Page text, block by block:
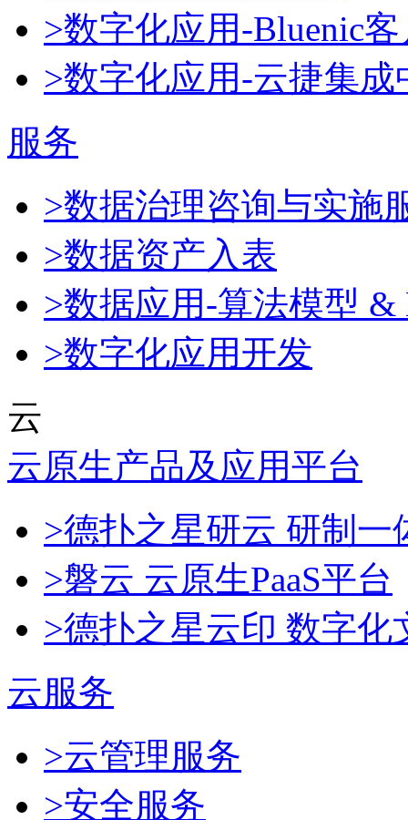
>数字化应用-Bluenic
>数字化应用-云捷集成
服务
>数据治理咨询与实施
>数据资产入表
>数据应用-算法模型 &
>数字化应用开发
云
云原生产品及应用平台
>德扑之星研云 研制
>磐云 云原生PaaS平台
>德扑之星云印 数字化
云服务
>云管理服务
>安全服务